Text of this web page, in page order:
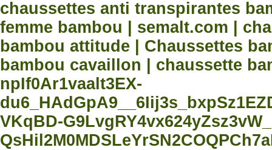
chaussettes anti transpirantes
femme bambou | semalt.com |
bambou attitude | Chaussettes
bambou cavaillon | chaussette
npIf0Ar1vaalt3EX-
VKqBD-